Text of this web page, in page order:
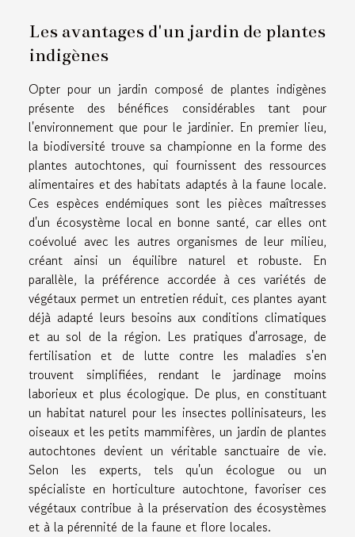
Les avantages d'un jardin de plantes
indigènes
Opter pour un jardin composé de plantes indigènes
présente des bénéfices considérables tant pour
l'environnement que pour le jardinier. En premier lieu,
la biodiversité trouve sa championne en la forme des
plantes autochtones, qui fournissent des ressources
alimentaires et des habitats adaptés à la faune locale.
Ces espèces endémiques sont les pièces maîtresses
d'un écosystème local en bonne santé, car elles ont
coévolué avec les autres organismes de leur milieu,
créant ainsi un équilibre naturel et robuste. En
parallèle, la préférence accordée à ces variétés de
végétaux permet un entretien réduit, ces plantes ayant
déjà adapté leurs besoins aux conditions climatiques
et au sol de la région. Les pratiques d'arrosage, de
fertilisation et de lutte contre les maladies s'en
trouvent simplifiées, rendant le jardinage moins
laborieux et plus écologique. De plus, en constituant
un habitat naturel pour les insectes pollinisateurs, les
oiseaux et les petits mammifères, un jardin de plantes
autochtones devient un véritable sanctuaire de vie.
Selon les experts, tels qu'un écologue ou un
spécialiste en horticulture autochtone, favoriser ces
végétaux contribue à la préservation des écosystèmes
et à la pérennité de la faune et flore locales.